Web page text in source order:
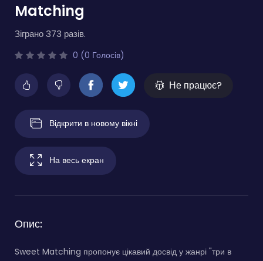
Matching
Зіграно 373 разів.
0 (0 Голосів)
Не працює?
Відкрити в новому вікні
На весь екран
Опис:
Sweet Matching пропонує цікавий досвід у жанрі "три в